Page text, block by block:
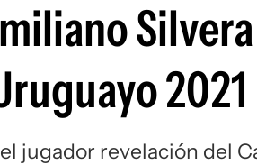
2021
jugador revelación del